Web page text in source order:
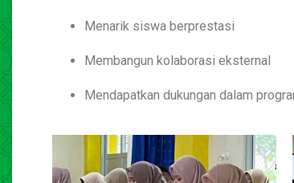
Menarik siswa berprestasi
Membangun kolaborasi eksternal
Mendapatkan dukungan dalam